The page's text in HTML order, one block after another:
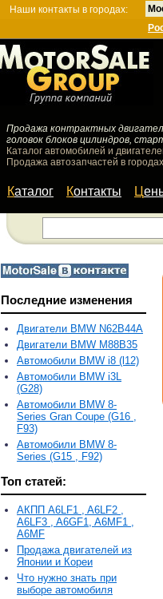
Наши контакты в городах:
Продажа контрактных
головок блоков цилиндров,
Каталог автомобилей и
Продажа автозапчастей в
Каталог Контакты
Последние изменения
Двигатели BMW N62B44A
Двигатели BMW M88B35
Автомобили BMW i8 (l12)
Автомобили BMW i3L
(G28)
Автомобили BMW 8-
Series Gran Coupe (G16 ,
F93)
Автомобили BMW 8-
Series (G15 , F92)
Топ статей:
АКПП A6LF1 , A6LF2 ,
A6LF3 , A6GF1, A6MF1 ,
A6MF
Продажа двигателей из
Японии и Кореи
Что нужно знать при
выборе автомобиля